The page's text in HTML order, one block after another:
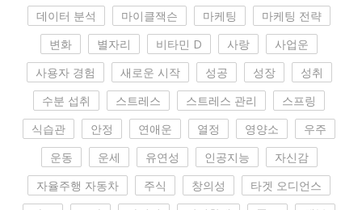
데이터 분석
마이클잭슨 마케팅
마케팅 전략
변화
별자리 비타민 D 사랑
사업운
사용자 경험
새로운 시작 성공 성장
성취
수분 섭취
스트레스 스트레스 관리
스프링
식습관
안정 연애운 열정 영양소
우주
운동
운세 유연성 인공지능
자신감
자율주행 자동차
주식 창의성
타겟 오디언스